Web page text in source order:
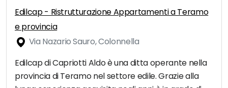
Edilcap - Ristrutturazione Appartamenti a Teramo
e provincia
Via Nazario Sauro, Colonnella
Edilcap di Capriotti Aldo è una ditta operante nella
provincia di Teramo nel settore edile. Grazie alla